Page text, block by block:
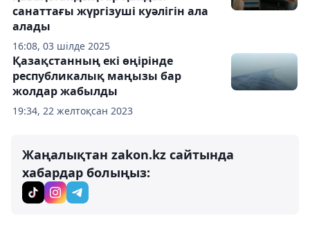
16:08, 03 шілде 2025
санаттағы жүргізуші куәлігін ала
алады
19:34, 22 желтоқсан 2023
Қазақстанның екі өңірінде
республикалық маңызы бар
жолдар жабылды
Жаңалықтан zakon.kz сайтында
хабардар болыңыз: